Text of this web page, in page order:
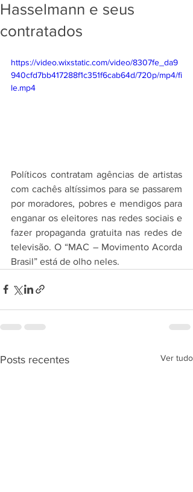
Hasselmann e seus
contratados
https://video.wixstatic.com/video/8307fe_da9
940cfd7bb417288f1c351f6cab64d/720p/mp4/fi
le.mp4
Políticos contratam agências de artistas
com cachês altíssimos para se passarem
por moradores, pobres e mendigos para
enganar os eleitores nas redes sociais e
fazer propaganda gratuita nas redes de
televisão. O “MAC – Movimento Acorda
Brasil” está de olho neles.
Posts recentes Ver tudo